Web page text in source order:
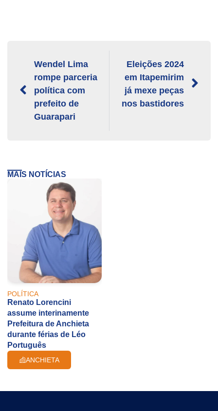
Wendel Lima
rompe parceria
política com
prefeito de
Guarapari
Eleições 2024
em Itapemirim
já mexe peças
nos bastidores
MAIS NOTÍCIAS
POLÍTICA
Renato Lorencini
assume interinamente
Prefeitura de Anchieta
durante férias de Léo
Português
ANCHIETA